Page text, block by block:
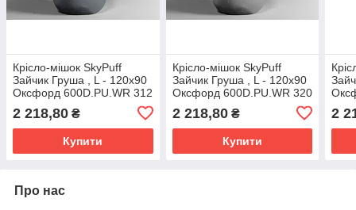
Крісло-мішок SkyPuff
Зайчик Груша , L - 120х90
Оксфорд 600D.PU.WR 312
2 218,80 ₴
Купити
Крісло-мішок SkyPuff
Зайчик Груша , L - 120х90
Оксфорд 600D.PU.WR 320
2 218,80₴
Купити
2
Про нас